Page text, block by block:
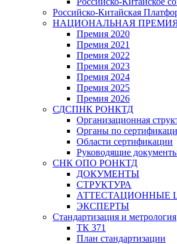
Российско-Китайская
НАЦИОНАЛЬНАЯ
Премия 2020
Премия 2021
Премия 2022
Премия 2023
Премия 2024
Премия 2025
Премия 2026
СДСПНК РОНКТД
Организационная
Органы по
Области сертификации
Руководящие
СНК ОПО РОНКТД
ДОКУМЕНТЫ
СТРУКТУРА
АТТЕСТАЦИОННЫЕ
ЭКСПЕРТЫ
Стандартизация и метрология
ТК 371
План стандартизации